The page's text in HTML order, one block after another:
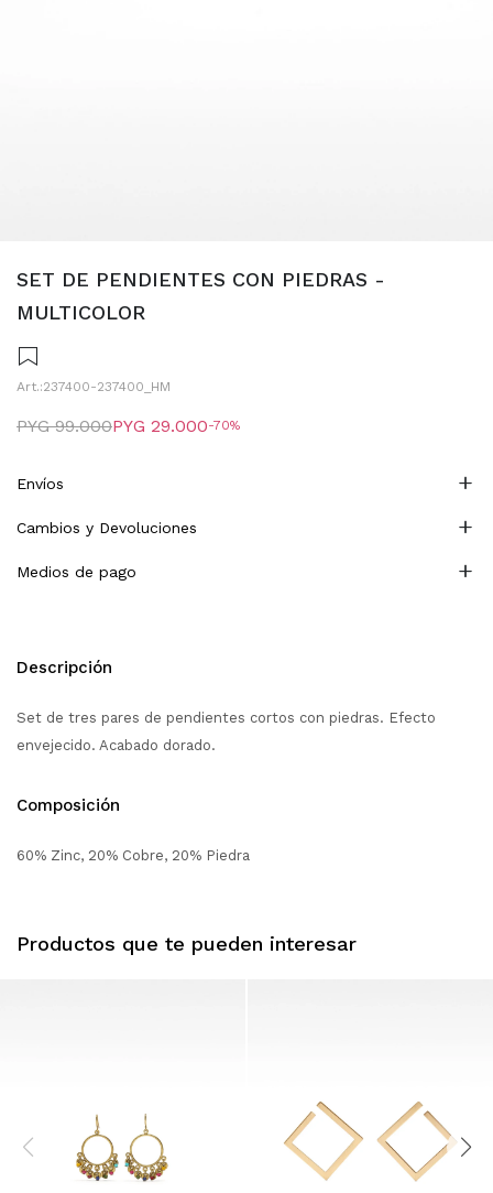
SET DE PENDIENTES CON PIEDRAS -
MULTICOLOR
237400-237400_HM
PYG 29.000
PYG 99.000 70
Envíos
Cambios y Devoluciones
Medios de pago
Descripción
Set de tres pares de pendientes cortos con piedras. Efecto
envejecido. Acabado dorado.
Composición
60% Zinc, 20% Cobre, 20% Piedra
Productos que te pueden interesar